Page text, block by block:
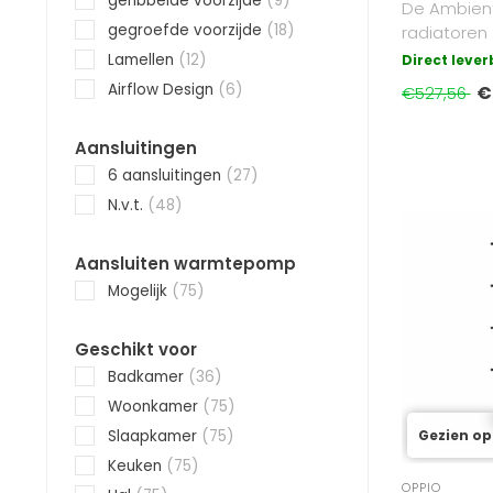
gegroefde voorzijde (18)
Lamellen (12)
Airflow Design (6)
Aansluitingen
6 aansluitingen (27)
N.v.t. (48)
Aansluiten warmtepomp
Mogelijk (75)
Geschikt voor
Badkamer (36)
Woonkamer (75)
Slaapkamer (75)
Keuken (75)
De
radiatoren
veilig, stil
Direct
€527,56
Gezien
OPPIO